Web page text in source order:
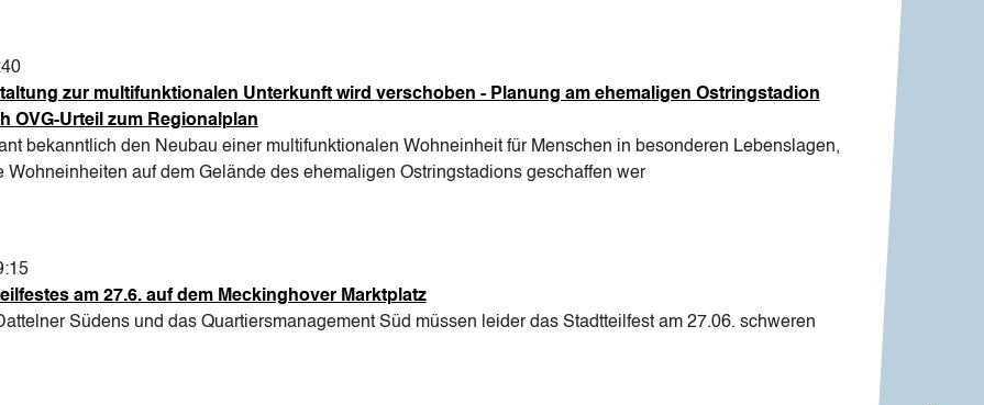
zur multifunktionalen Unterkunft wird verschoben - Planung am ehemaligen Ostringstadion
OVG-Urteil zum Regionalplan
bekanntlich den Neubau einer multifunktionalen Wohneinheit für Menschen in besonderen Lebenslagen,
Wohneinheiten auf dem Gelände des ehemaligen Ostringstadions geschaffen wer
am 27.6. auf dem Meckinghover Marktplatz
Südens und das Quartiersmanagement Süd müssen leider das Stadtteilfest am 27.06. schweren